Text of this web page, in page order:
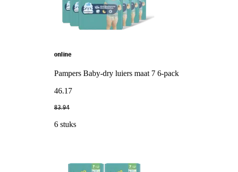
online
Pampers Baby-dry luiers maat 7 6-pack
46.17
83.94
6 stuks